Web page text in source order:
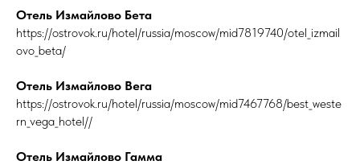
Отель Измайлово Бета
https://ostrovok.ru/hotel/russia/moscow/mid7819740/otel_izmail
ovo_beta/
Отель Измайлово Вега
https://ostrovok.ru/hotel/russia/moscow/mid7467768/best_weste
rn_vega_hotel//
Отель Измайлово Гамма